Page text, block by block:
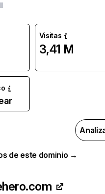
Visitas
3,41 M
de este dominio →